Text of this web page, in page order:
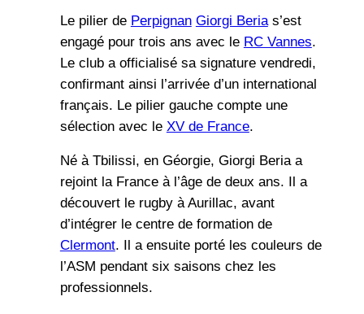
Le pilier de Perpignan Giorgi Berias’est
engagé pour trois ans avec le RC Vannes.
Le club a officialisé sa signature vendredi,
confirmant ainsi l’arrivée d’un international
français. Le pilier gauche compte une
sélection avec le XV de France.
Né à Tbilissi, en Géorgie, Giorgi Beria a
rejoint la France à l’âge de deux ans. Il a
découvert le rugby à Aurillac, avant
d’intégrer le centre de formation de
Clermont. Il a ensuite porté les couleurs de
l’ASM pendant six saisons chez les
professionnels.